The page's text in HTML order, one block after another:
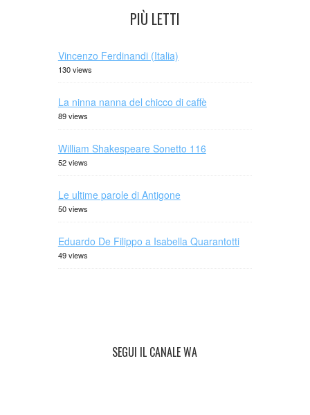
PIÙ LETTI
Vincenzo Ferdinandi (Italia)
130 views
La ninna nanna del chicco di caffè
89 views
William Shakespeare Sonetto 116
52 views
Le ultime parole di Antigone
50 views
Eduardo De Filippo a Isabella Quarantotti
49 views
SEGUI IL CANALE WA